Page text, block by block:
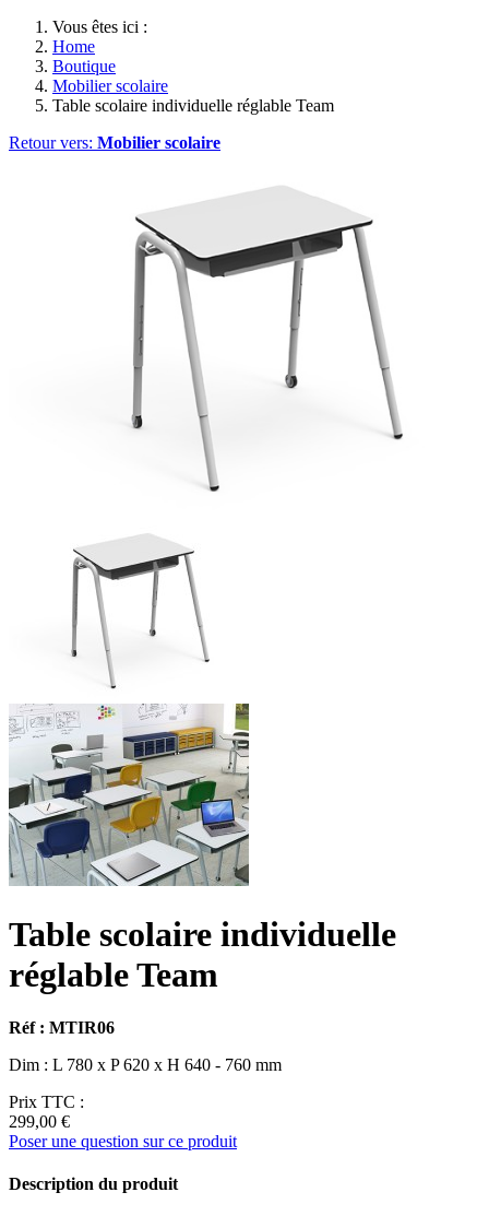
Vous êtes ici :
Home
Boutique
Mobilier scolaire
Table scolaire individuelle réglable Team
Retour vers: Mobilier scolaire
Table scolaire individuelle
réglable Team
Réf : MTIR06
Dim : L 780 x P 620 x H 640 - 760 mm
Prix TTC :
299,00 €
Poser une question sur ce produit
Description du produit